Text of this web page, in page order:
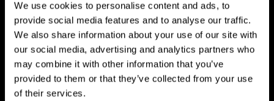
We use cookies to personalise content and ads, to
provide social media features and to analyse our traffic.
We also share information about your use of our site with
our social media, advertising and analytics partners who
may combine it with other information that you’ve
provided to them or that they’ve collected from your use
of their services.